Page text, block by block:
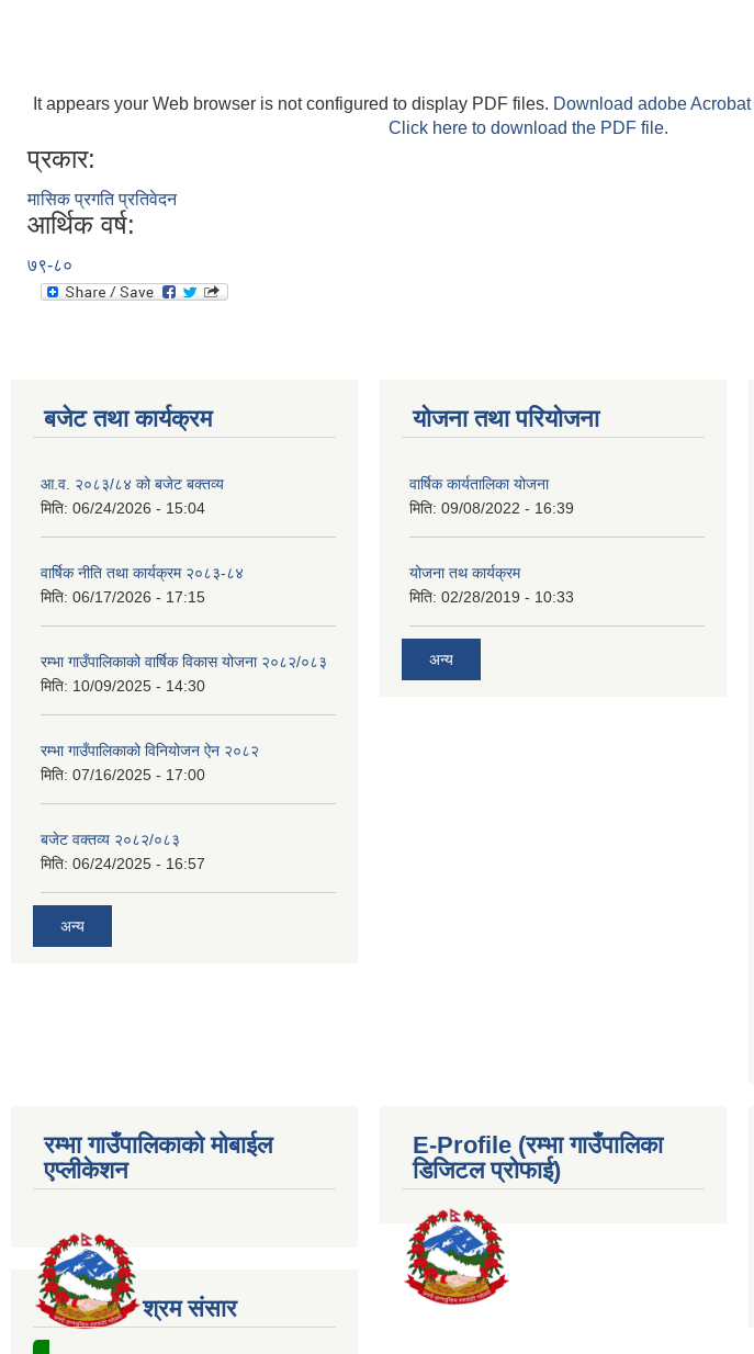
It appears your Web browser is not configured to display PDF files. Download adobe Acrobat
Click here to download the PDF file.
प्रकार:
मासिक प्रगति प्रतिवेदन
आर्थिक वर्ष:
७९-८०
बजेट तथा कार्यक्रम
आ.व. २०८३/८४ को बजेट बक्तव्य
मिति: 06/24/2026 - 15:04
वार्षिक नीति तथा कार्यक्रम २०८३-८४
मिति: 06/17/2026 - 17:15
रम्भा गाउँपालिकाको वार्षिक विकास योजना २०८२/०८३
मिति: 10/09/2025 - 14:30
रम्भा गाउँपालिकाको विनियोजन ऐन २०८२
मिति: 07/16/2025 - 17:00
बजेट वक्तव्य २०८२/०८३
मिति: 06/24/2025 - 16:57
अन्य
योजना तथा परियोजना
वार्षिक कार्यतालिका योजना
मिति: 09/08/2022 - 16:39
योजना तथ कार्यक्रम
मिति: 02/28/2019 - 10:33
अन्य
रम्भा गाउँपालिकाको मोबाईल
एप्लीकेशन
श्रम संसार
E-Profile (रम्भा गाउँपालिका
डिजिटल प्रोफाई)